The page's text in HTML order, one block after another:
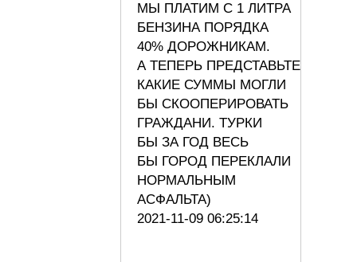
МЫ ПЛАТИМ С 1 ЛИТРА
БЕНЗИНА ПОРЯДКА
40% ДОРОЖНИКАМ.
А ТЕПЕРЬ ПРЕДСТАВЬТЕ
КАКИЕ СУММЫ МОГЛИ
БЫ СКООПЕРИРОВАТЬ
ГРАЖДАНИ. ТУРКИ
БЫ ЗА ГОД ВЕСЬ
БЫ ГОРОД ПЕРЕКЛАЛИ
НОРМАЛЬНЫМ
АСФАЛЬТА)
2021-11-09 06:25:14